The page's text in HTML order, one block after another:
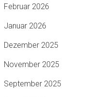
Februar 2026
Januar 2026
Dezember 2025
November 2025
September 2025